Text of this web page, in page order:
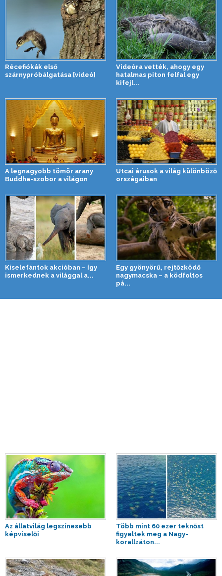
Récefiókák első
szárnypróbálgatása [videó]
Videóra vették, ahogy egy
hatalmas piton felfal egy
kifejl...
A legnagyobb tömör arany
Buddha-szobor a világon
Utcai árusok a világ különböző
országaiban
Kiselefántok akcióban – így
ismerkednek a világgal a...
Egy gyönyörű, rejtőzködő
nagymacska – a ködfoltos
pá...
Az állatvilág legszínesebb
képviselői
Több mint 60 ezer teknőst
figyeltek meg a Nagy-
korallzáton...